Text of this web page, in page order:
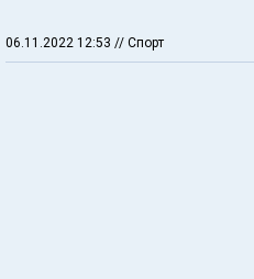
06.11.2022 12:53 // Спорт